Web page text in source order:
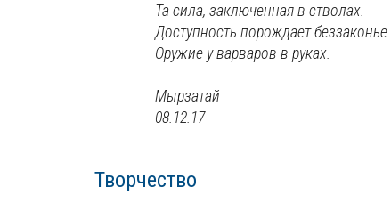
Та сила, заключенная в стволах.
Доступность порождает беззаконье.
Оружие у варваров в руках.
Мырзатай
08.12.17
Творчество